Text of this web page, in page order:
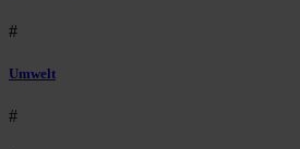
#
Umwelt
#